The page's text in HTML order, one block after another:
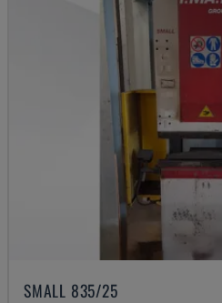
SMALL 835/25